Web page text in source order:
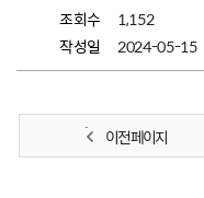
조회수
1,152
작성일
2024-05-15
이전 페이지